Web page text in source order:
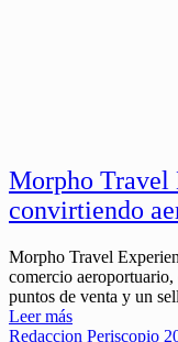
Morpho Travel
convirtiendo
Morpho Travel
comercio aeroportuario,
puntos de venta y un
Leer más
Redaccion Periscopio